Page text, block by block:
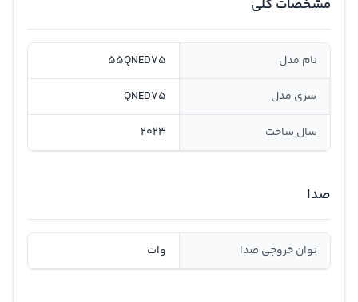
مشخصات کلی
نام مدل 55QNED75
سری مدل QNED75
سال ساخت 2023
صدا
توان خروجی صدا وات